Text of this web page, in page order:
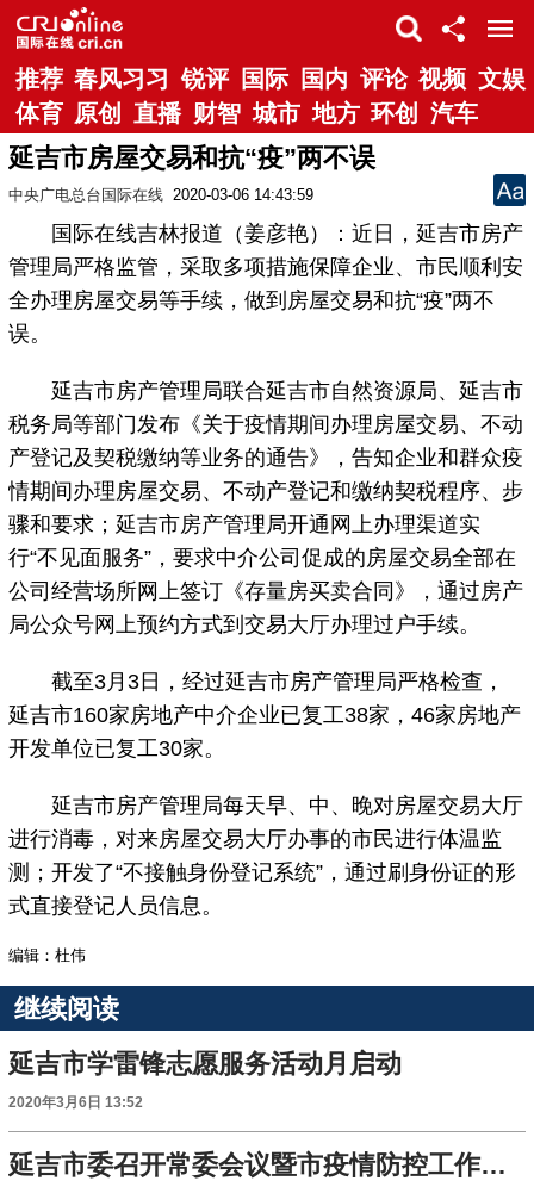
推荐 春风习习 锐评 国际 国内 评论 视频 文娱
体育 原创 直播 财智 城市 地方 环创 汽车
延吉市房屋交易和抗“疫”两不误
中央广电总台国际在线 2020-03-06 14:43:59
国际在线吉林报道（姜彦艳）：近日，延吉市房产
管理局严格监管，采取多项措施保障企业、市民顺利安
全办理房屋交易等手续，做到房屋交易和抗“疫”两不
误。
延吉市房产管理局联合延吉市自然资源局、延吉市
税务局等部门发布《关于疫情期间办理房屋交易、不动
产登记及契税缴纳等业务的通告》，告知企业和群众疫
情期间办理房屋交易、不动产登记和缴纳契税程序、步
骤和要求；延吉市房产管理局开通网上办理渠道实
行“不见面服务”，要求中介公司促成的房屋交易全部在
公司经营场所网上签订《存量房买卖合同》，通过房产
局公众号网上预约方式到交易大厅办理过户手续。
截至3月3日，经过延吉市房产管理局严格检查，
延吉市160家房地产中介企业已复工38家，46家房地产
开发单位已复工30家。
延吉市房产管理局每天早、中、晚对房屋交易大厅
进行消毒，对来房屋交易大厅办事的市民进行体温监
测；开发了“不接触身份登记系统”，通过刷身份证的形
式直接登记人员信息。
编辑：杜伟
继续阅读
延吉市学雷锋志愿服务活动月启动
2020年3月6日 13:52
延吉市委召开常委会议暨市疫情防控工作领导小组会议